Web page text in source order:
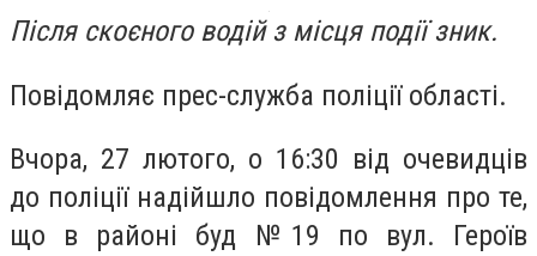
Після скоєного водій з місця події зник.
Повідомляє прес-служба поліції області.
Вчора, 27 лютого, о 16:30 від очевидців
до поліції надійшло повідомлення про те,
що в районі буд №19 по вул. Героїв